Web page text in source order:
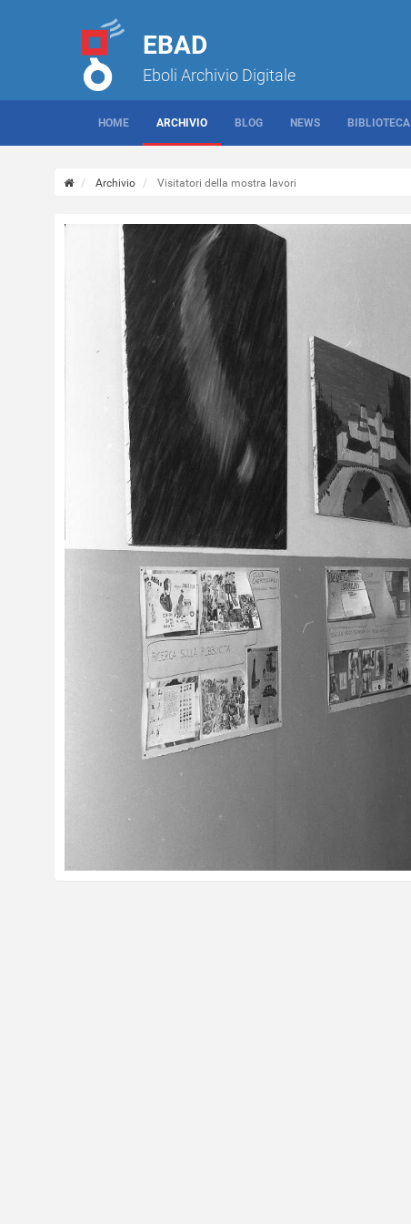
EBAD
Eboli Archivio Digitale
HOME ARCHIVIO BLOG NEWS BIBLIOTECA
Archivio Visitatori della mostra lavori